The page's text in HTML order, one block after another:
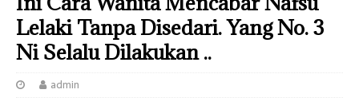
Lelaki Tanpa Disedari. Yang No. 3
Ni Selalu Dilakukan ..
admin